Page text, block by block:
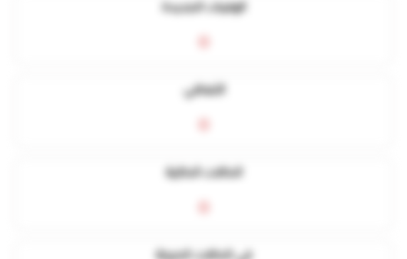
الوفيات الجديدة
التعافي
الحالات الحالية